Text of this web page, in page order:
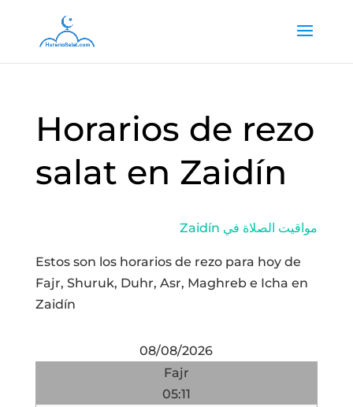
Horarios de rezo
salat en Zaidín
Zaidín مواقيت الصلاة في
Estos son los horarios de rezo para hoy de
Fajr, Shuruk, Duhr, Asr, Maghreb e Icha en
Zaidín
08/08/2026
Fajr
05:11